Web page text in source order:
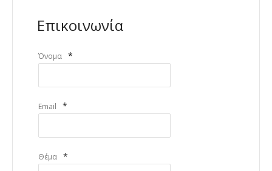
Επικοινωνία
Όνομα *
Email *
Θέμα *